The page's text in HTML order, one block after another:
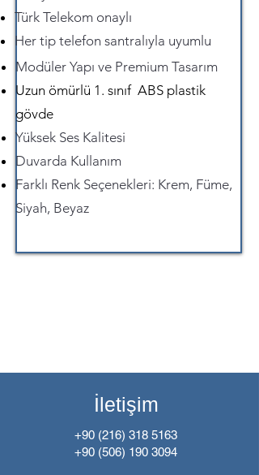
Modüler Yapı ve Premium Tasarım
Uzun ömürlü 1. sınıf ABS plastik
gövde
Yüksek Ses Kalitesi
Duvarda Kullanım
Farklı Renk Seçenekleri: Krem, Füme,
Siyah, Beyaz
Türk Telekom onaylı
Her tip telefon santralıyla uyumlu
İletişim
+90 (216) 318 5163
+90 (506) 190 3094